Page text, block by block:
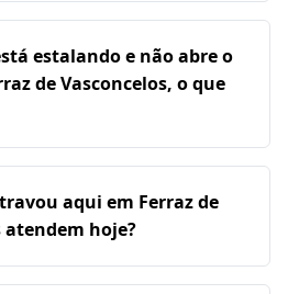
estalando e não abre o
de Vasconcelos, o que
aqui em Ferraz de
atendem hoje?